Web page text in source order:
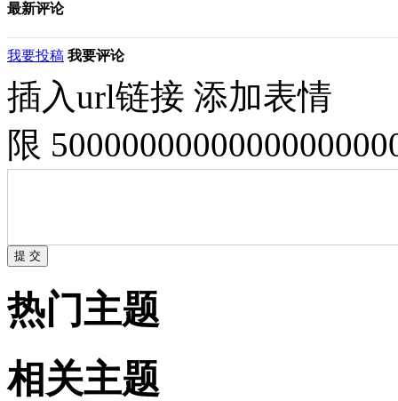
最新评论
我要投稿 我要评论
插入url链接 添加表情
限
热门主题
相关主题